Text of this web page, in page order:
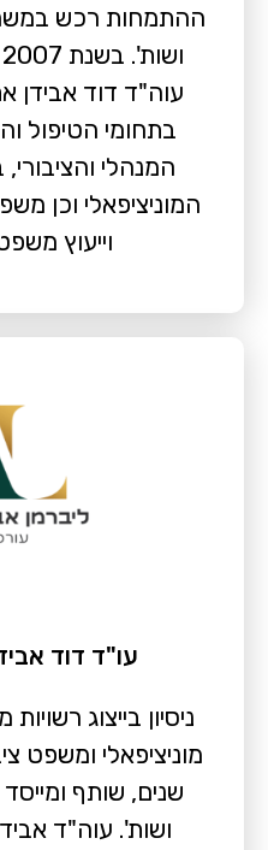
ההתמחות רכש
עוה"ד דוד אבידן
בתחומי הטיפול
המנהלי
המוניציפאלי וכן
וייעוץ
עו"ד דוד
ניסיון בייצוג
שנים, שותף
ושות'. עוה"ד